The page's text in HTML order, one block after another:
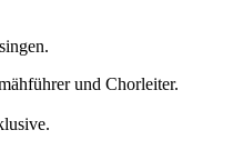
und Chorleiter.